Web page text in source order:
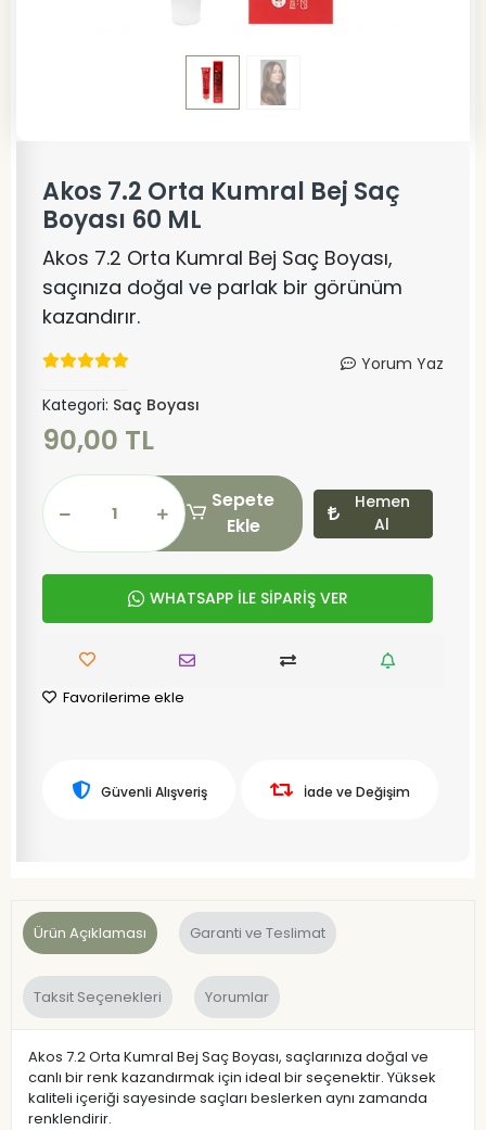
Akos 7.2 Orta Kumral Bej Saç
Boyası 60 ML
Akos 7.2 Orta Kumral Bej Saç Boyası,
saçınıza doğal ve parlak bir görünüm
kazandırır.
Yorum Yaz
Kategori: Saç Boyası
90,00 TL
Sepete
Ekle
Hemen
Al
WHATSAPP İLE SİPARİŞ VER
Favorilerime ekle
Güvenli Alışveriş İade ve Değişim
Ürün Açıklaması Garanti ve Teslimat
Taksit Seçenekleri Yorumlar
Akos 7.2 Orta Kumral Bej Saç Boyası, saçlarınıza doğal ve
canlı bir renk kazandırmak için ideal bir seçenektir. Yüksek
kaliteli içeriği sayesinde saçları beslerken aynı zamanda
renklendirir.